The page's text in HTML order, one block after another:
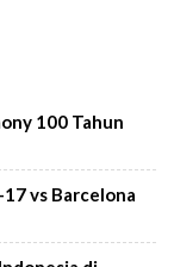
100 Tahun
vs Barcelona